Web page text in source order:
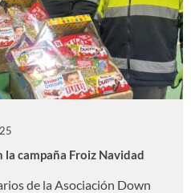
campaña Froiz Navidad
de la Asociación Down